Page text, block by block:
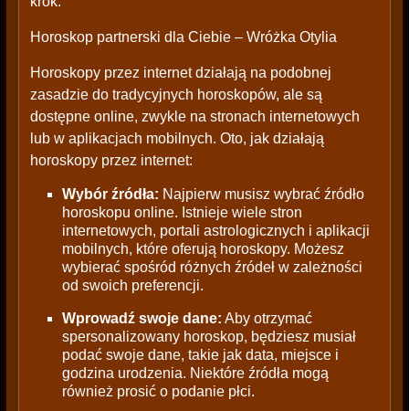
Horoskop partnerski dla Ciebie – Wróżka Otylia
Horoskopy przez internet działają na podobnej
zasadzie do tradycyjnych horoskopów, ale są
dostępne online, zwykle na stronach internetowych
lub w aplikacjach mobilnych. Oto, jak działają
horoskopy przez internet:
Wybór źródła: Najpierw musisz wybrać źródło
horoskopu online. Istnieje wiele stron
internetowych, portali astrologicznych i aplikacji
mobilnych, które oferują horoskopy. Możesz
wybierać spośród różnych źródeł w zależności
od swoich preferencji.
Wprowadź swoje dane: Aby otrzymać
spersonalizowany horoskop, będziesz musiał
podać swoje dane, takie jak data, miejsce i
godzina urodzenia. Niektóre źródła mogą
również prosić o podanie płci.